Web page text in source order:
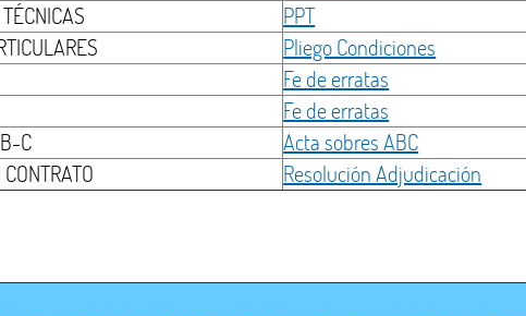
PPT
Pliego Condiciones
Fe de erratas
Fe de erratas
C
Acta sobres ABC
Resolución Adjudicación